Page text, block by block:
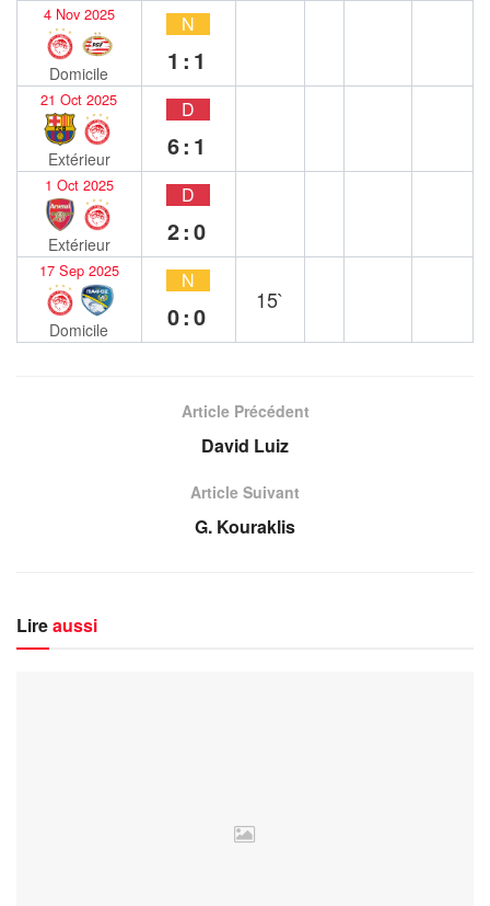
4 Nov 2025
Domicile
N
1:1
21 Oct 2025
Extérieur
D
6:1
1 Oct 2025
Extérieur
D
2:0
17 Sep 2025
Domicile
N
0:0
15`
Article Précédent
David Luiz
Article Suivant
G. Kouraklis
Lireaussi